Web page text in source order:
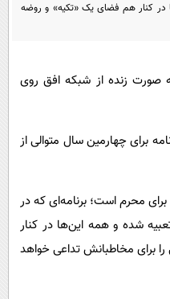
سلاحها
در کنار هم فضای یک «تکیه» و روضه
صورت زنده از شبکه افق روی
برای چهارمین سال متوالی از
محرم است؛ برنامه‌ای که در
شده و همه این‌ها در کنار
برای مخاطبانش تداعی خواهد